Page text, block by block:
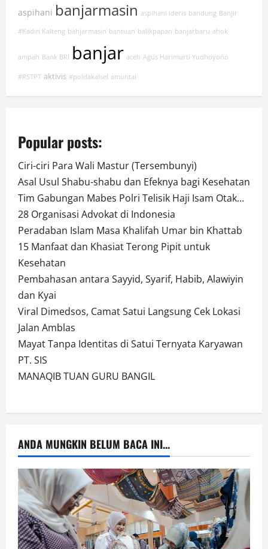
aspihani banjarmasin aspihani ideris bandung Banjir
#Kadin Kalteng bahjarmasin bantuan balikpapan banjarbaru ahok
ampah Bank BRI banjar aceh Agus Harimurti Yudhoyono
#RSTPT aktivis #poldakalsel amuntai
Popular posts:
Ciri-ciri Para Wali Mastur (Tersembunyi)
Asal Usul Shabu-shabu dan Efeknya bagi Kesehatan
Tim Gabungan Mabes Polri Telisik Haji Isam Otak…
28 Organisasi Advokat di Indonesia
Peradaban Islam Masa Khalifah Umar bin Khattab
15 Manfaat dan Khasiat Terong Pipit untuk
Kesehatan
Pembahasan antara Sayyid, Syarif, Habib, Alawiyin
dan Kyai
Viral Dimedsos, Camat Satui Langsung Cek Lokasi
Jalan Amblas
Mayat Tanpa Identitas di Satui Ternyata Karyawan
PT. SIS
MANAQIB TUAN GURU BANGIL
ANDA MUNGKIN BELUM BACA INI...